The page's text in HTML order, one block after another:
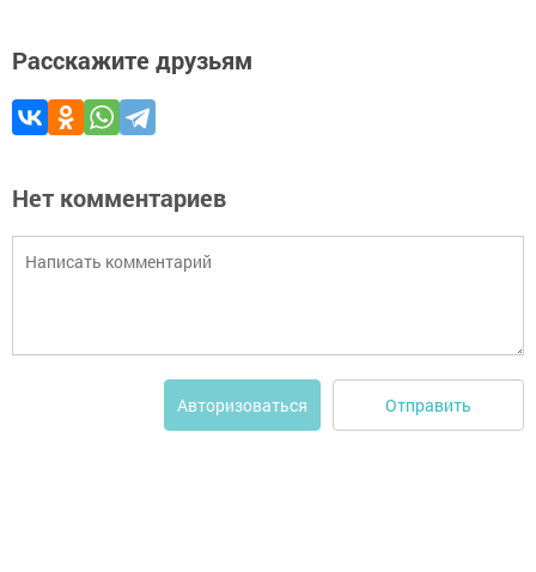
Расскажите друзьям
Нет комментариев
Авторизоваться Отправить